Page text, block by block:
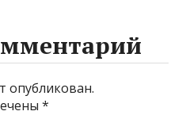
опубликован.
*